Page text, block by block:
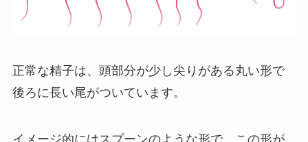
正常な精子は、頭部分が少し尖りがある丸い形で
後ろに長い尾がついています。
イメージ的にはスプーンのような形で、この形が